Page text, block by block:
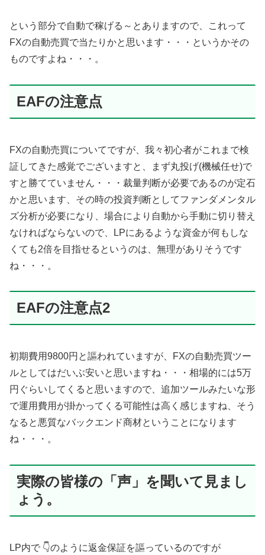
という部分で自動で稼げる～とありますので、これって
FXの自動売買で当たりかと思います・・・というかその
ものですよね・・・。
EAFの注意点
FXの自動売買についてですが、我々初心者がこれまで検
証してきた感覚でございますと、まず丸投げ(機械任せ)で
すと勝てていません・・・裁量判断が必要であるのが定石
かと思います、その時の投資判断としてファンダメンタル
ズ分析が必要になり、場合により自動から手動に切り替え
なければならないので、LPにあるような資金が何もしな
くても2倍を目指せるというのは、無理がありそうです
ね・・・。
EAFの注意点2
初期費用9800円と謳われていますが、FXの自動売買ツー
ルとしてはだいぶ安いと思いますね・・・相場的には5万
円ぐらいしてくると思いますので、追加ツールみたいな形
で運用費用が掛かってくる可能性は高く感じますね、そう
なると悪質なバックエンド商材ということになります
ね・・・。
実際の皆様の「声」を聞いて見まし
ょう。
LP内で 👇のように返金保証を謳っているのですが